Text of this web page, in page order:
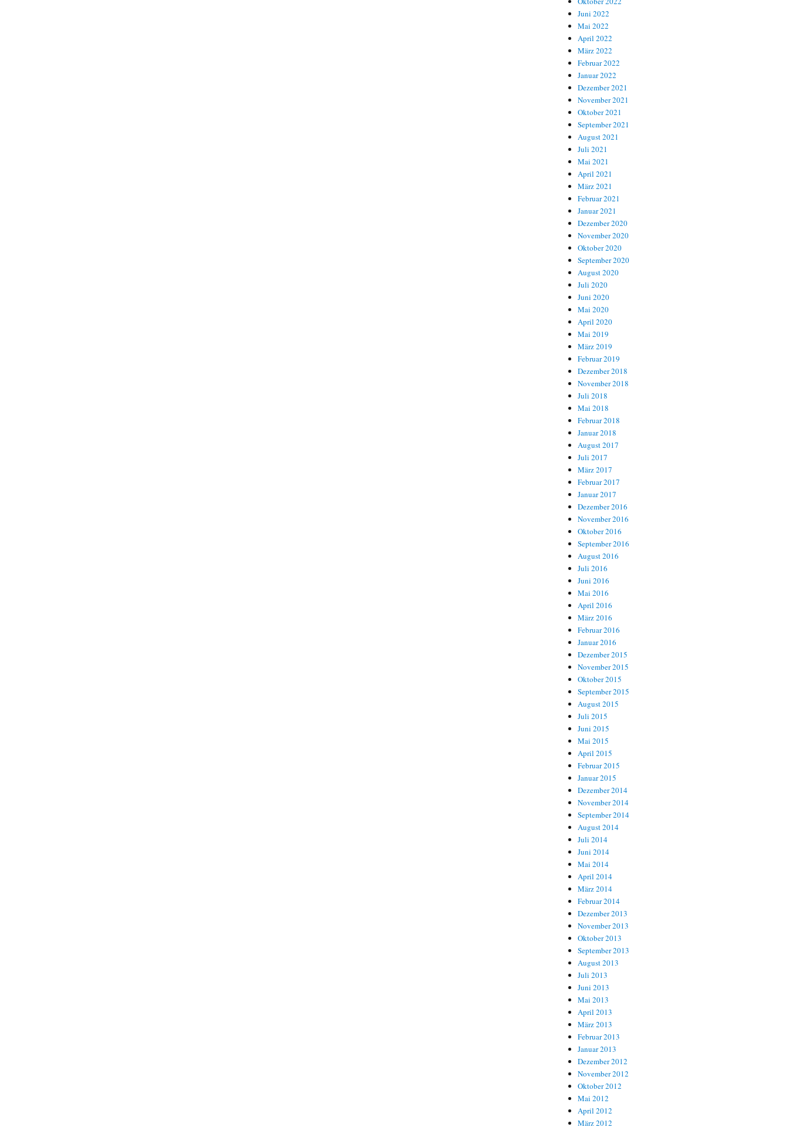
Juni 2022
Mai 2022
April 2022
März 2022
Februar 2022
Januar 2022
Dezember 2021
November 2021
Oktober 2021
September 2021
August 2021
Juli 2021
Mai 2021
April 2021
März 2021
Februar 2021
Januar 2021
Dezember 2020
November 2020
Oktober 2020
September 2020
August 2020
Juli 2020
Juni 2020
Mai 2020
April 2020
Mai 2019
März 2019
Februar 2019
Dezember 2018
November 2018
Juli 2018
Mai 2018
Februar 2018
Januar 2018
August 2017
Juli 2017
März 2017
Februar 2017
Januar 2017
Dezember 2016
November 2016
Oktober 2016
September 2016
August 2016
Juli 2016
Juni 2016
Mai 2016
April 2016
März 2016
Februar 2016
Januar 2016
Dezember 2015
November 2015
Oktober 2015
September 2015
August 2015
Juli 2015
Juni 2015
Mai 2015
April 2015
Februar 2015
Januar 2015
Dezember 2014
November 2014
September 2014
August 2014
Juli 2014
Juni 2014
Mai 2014
April 2014
März 2014
Februar 2014
Dezember 2013
November 2013
Oktober 2013
September 2013
August 2013
Juli 2013
Juni 2013
Mai 2013
April 2013
März 2013
Februar 2013
Januar 2013
Dezember 2012
November 2012
Oktober 2012
Mai 2012
April 2012
März 2012